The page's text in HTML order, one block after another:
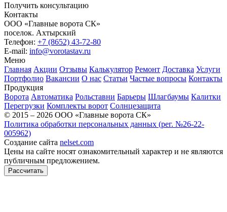
Получить консультацию
Контакты
ООО «Главные ворота СК»
поселок. Ахтырский
Телефон: +7 (8652) 43-72-80
E-mail: info@vorotastav.ru
Меню
Главная Акции Отзывы Калькулятор Ремонт Доставка Услуги
Портфолио Вакансии О нас Статьи Частые вопросы Контакты
Продукция
Ворота Автоматика Рольставни Барьеры Шлагбаумы Калитки
Перегрузки Комплекты ворот Солнцезащита
© 2015 – 2026 ООО «Главные ворота СК»
Политика обработки персональных данных (рег. №26-22-
005962)
Создание сайта nelset.com
Цены на сайте носят ознакомительный характер и не являются
публичным предложением.
Рассчитать